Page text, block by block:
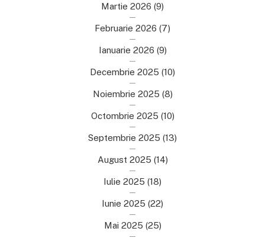
Martie 2026 (9)
Februarie 2026 (7)
Ianuarie 2026 (9)
Decembrie 2025 (10)
Noiembrie 2025 (8)
Octombrie 2025 (10)
Septembrie 2025 (13)
August 2025 (14)
Iulie 2025 (18)
Iunie 2025 (22)
Mai 2025 (25)